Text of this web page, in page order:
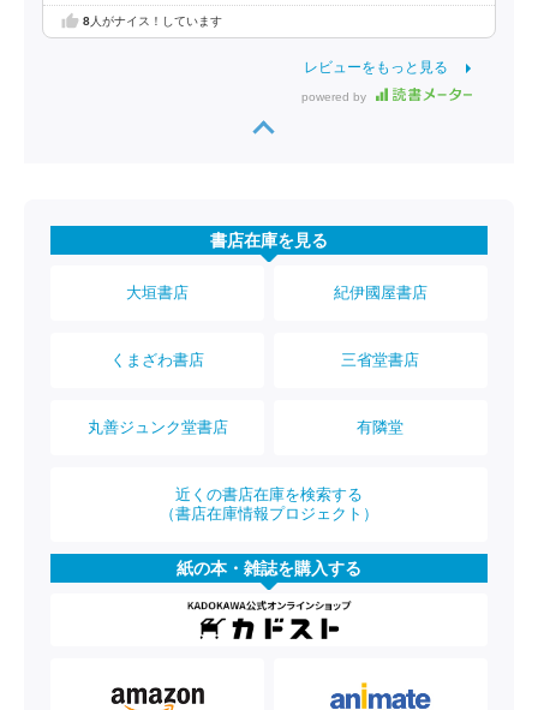
8人がナイス！しています
レビューをもっと見る
powered by
書店在庫を見る
大垣書店 紀伊國屋書店
くまざわ書店 三省堂書店
丸善ジュンク堂書店 有隣堂
近くの書店在庫を検索する
（書店在庫情報プロジェクト）
紙の本・雑誌を購入する